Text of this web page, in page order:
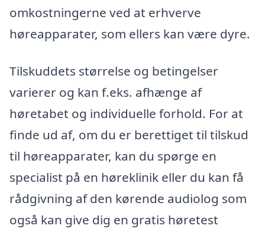
omkostningerne ved at erhverve
høreapparater, som ellers kan være dyre.
Tilskuddets størrelse og betingelser
varierer og kan f.eks. afhænge af
høretabet og individuelle forhold. For at
finde ud af, om du er berettiget til tilskud
til høreapparater, kan du spørge en
specialist på en høreklinik eller du kan få
rådgivning af den kørende audiolog som
også kan give dig en gratis høretest